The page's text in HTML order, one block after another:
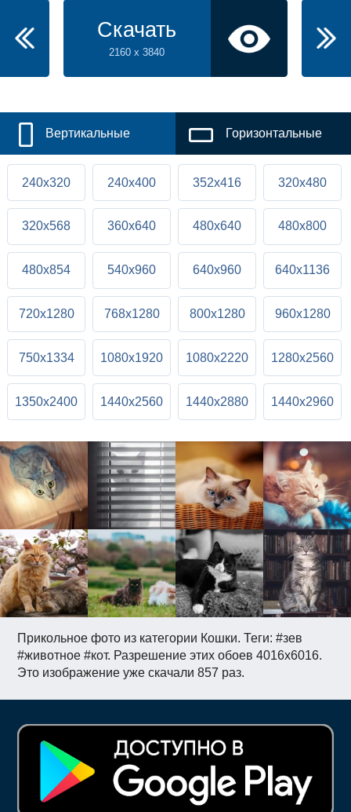
Прикольное фото из категории Кошки. Теги: #зев
#животное #кот. Разрешение этих обоев 4016x6016.
Это изображение уже скачали 857 раз.
Скачать
2160 x 3840
Вертикальные Горизонтальные
240x320 240x400 352x416 320x480
320x568 360x640 480x640 480x800
480x854 540x960 640x960 640x1136
720x1280 768x1280 800x1280 960x1280
750x1334 1080x1920 1080x2220 1280x2560
1350x2400 1440x2560 1440x2880 1440x2960